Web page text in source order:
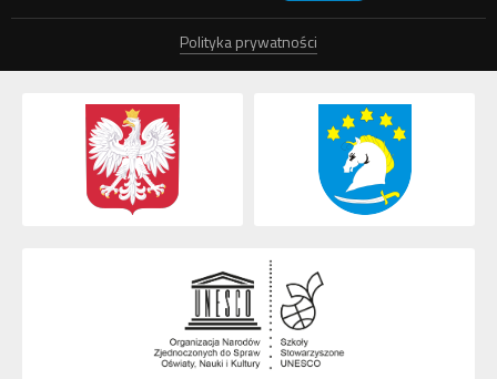
Polityka prywatności